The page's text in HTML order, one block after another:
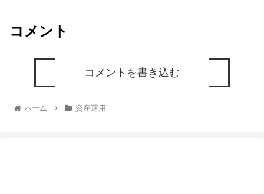
コメント
コメントを書き込む
ホーム 資産運用